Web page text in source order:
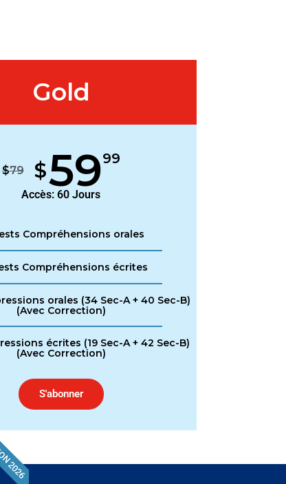
Gold
$79 $5999
Accès: 60 Jours
Compréhensions orales
Compréhensions écrites
orales (34 Sec-A + 40 Sec-B)
(Avec Correction)
écrites (19 Sec-A + 42 Sec-B)
(Avec Correction)
S'abonner
2026